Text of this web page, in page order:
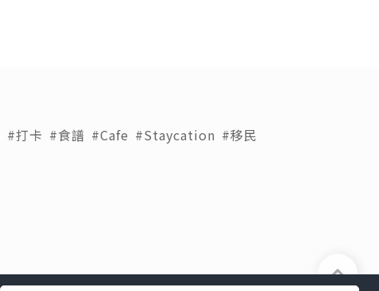
#打卡 #食譜 #Cafe #Staycation #移民